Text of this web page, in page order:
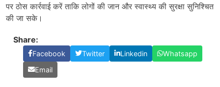
पर ठोस कार्रवाई करें ताकि लोगों की जान और स्वास्थ्य की सुरक्षा सुनिश्चित
की जा सके।
Share:
Facebook Twitter Linkedin
Whatsapp
Email